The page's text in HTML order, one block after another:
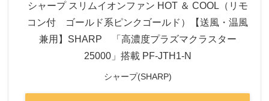
シャープ スリムイオンファン HOT ＆ COOL（リモ
コン付 ゴールド系ピンクゴールド）【送風・温風
兼用】SHARP 「高濃度プラズマクラスター
25000」搭載 PF-JTH1-N
シャープ(SHARP)